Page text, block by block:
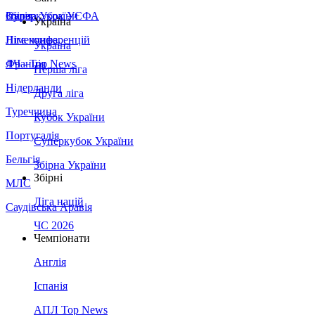
Збірна України
Італія
Німеччина
Франція
Нідерланди
Туреччина
Португалія
Бельгія
МЛС
Саудівська Аравія
Суперкубок УЄФА
Ліга конференцій
ЛЧ - Top News
Україна
Україна
Перша ліга
Друга ліга
Кубок України
Суперкубок України
Збірна України
Збірні
Ліга націй
ЧС 2026
Чемпіонати
Англія
Іспанія
АПЛ Top News